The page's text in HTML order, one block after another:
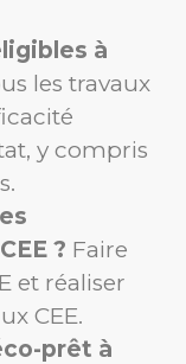
à
les travaux
y compris
? Faire
et réaliser
CEE.
prêt à